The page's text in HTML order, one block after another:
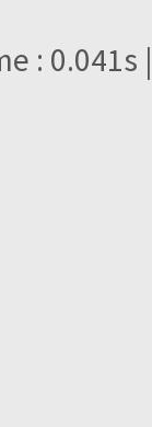
: 0.041s